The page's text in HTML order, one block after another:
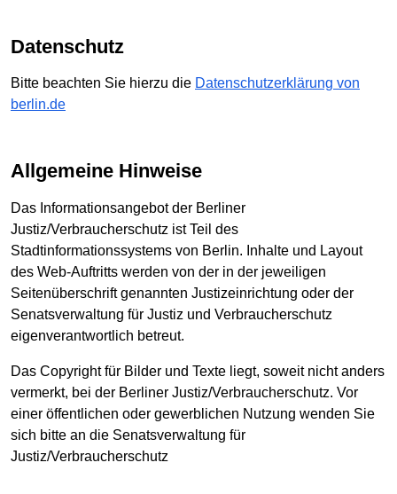
Datenschutz
Bitte beachten Sie hierzu die Datenschutzerklärung von
berlin.de
Allgemeine Hinweise
Das Informationsangebot der Berliner
Justiz/Verbraucherschutz ist Teil des
Stadtinformationssystems von Berlin. Inhalte und Layout
des Web-Auftritts werden von der in der jeweiligen
Seitenüberschrift genannten Justizeinrichtung oder der
Senatsverwaltung für Justiz und Verbraucherschutz
eigenverantwortlich betreut.
Das Copyright für Bilder und Texte liegt, soweit nicht anders
vermerkt, bei der Berliner Justiz/Verbraucherschutz. Vor
einer öffentlichen oder gewerblichen Nutzung wenden Sie
sich bitte an die Senatsverwaltung für
Justiz/Verbraucherschutz